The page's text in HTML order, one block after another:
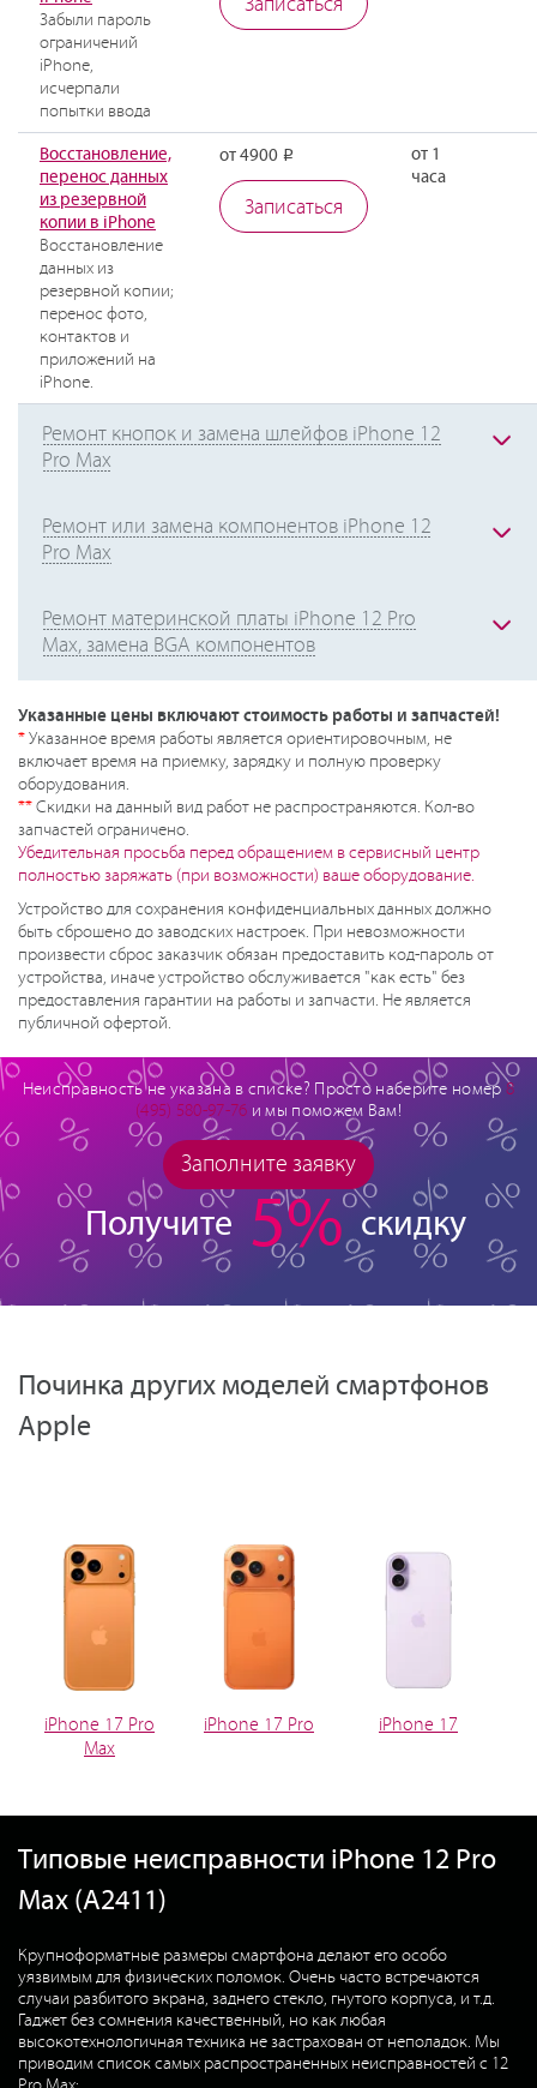
Забыли пароль
ограничений
iPhone,
исчерпали
попытки ввода
Восстановление,
перенос данных
из резервной
копии в iPhone
Восстановление
данных из
резервной копии;
перенос фото,
контактов и
приложений на
iPhone.
от 4900 Р
Записаться
от 1
часа
Ремонт кнопок и замена шлейфов iPhone 12
Pro Max
Ремонт или замена компонентов iPhone 12
Pro Max
Ремонт материнской платы iPhone 12 Pro
Max, замена BGA компонентов
Указанные цены включают стоимость работы и запчастей!
*Указанное время работы является ориентировочным, не
включает время на приемку, зарядку и полную проверку
оборудования.
**Скидки на данный вид работ не распространяются. Кол-во
запчастей ограничено.
Убедительная просьба перед обращением в сервисный центр
полностью заряжать (при возможности) ваше оборудование.
Устройство для сохранения конфиденциальных данных должно
быть сброшено до заводских настроек. При невозможности
произвести сброс заказчик обязан предоставить код-пароль от
устройства, иначе устройство обслуживается "как есть" без
предоставления гарантии на работы и запчасти. Не является
публичной офертой.
Неисправность не указана в списке? Просто наберите номер 8
(495) 580-97-76 и мы поможем Вам!
Заполните заявку
Получите 5% скидку
Починка других моделей смартфонов
Apple
iPhone 17 Pro
Max
iPhone 17 Pro iPhone 17
Типовые неисправности iPhone 12 Pro
Max (A2411)
Крупноформатные размеры смартфона делают его особо
уязвимым для физических поломок. Очень часто встречаются
случаи разбитого экрана, заднего стекло, гнутого корпуса, и т.д.
Гаджет без сомнения качественный, но как любая
высокотехнологичная техника не застрахован от неполадок. Мы
приводим список самых распространенных неисправностей с 12